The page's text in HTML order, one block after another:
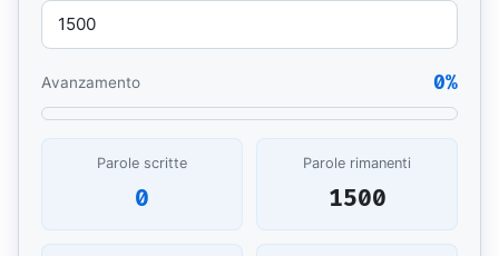
Avanzamento 0%
Parole scritte
0
Parole rimanenti
1500